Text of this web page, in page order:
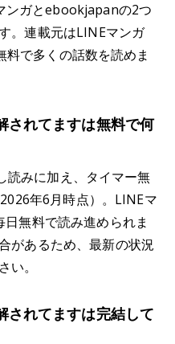
ンガとebookjapanの2つ
。連載元はLINEマンガ
で多くの話数を読めま
されてますは無料で何
みに加え、タイマー無
年6月時点）。LINEマ
無料で読み進められま
があるため、最新の状況
い。
されてますは完結して